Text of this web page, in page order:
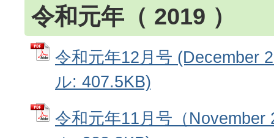
令和元年（ 2019 ）
令和元年12月号 (December
ル: 407.5KB)
令和元年11月号（November